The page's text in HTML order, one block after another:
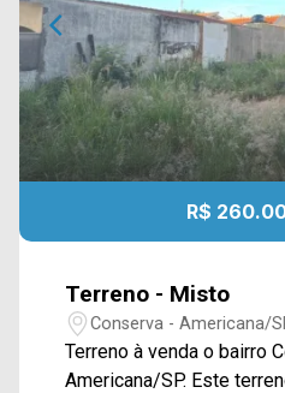
R$
Terreno - Misto
Conserva - Americana/
Terreno à venda o bairro
Americana/SP. Este terreno dispõe de 300M²,